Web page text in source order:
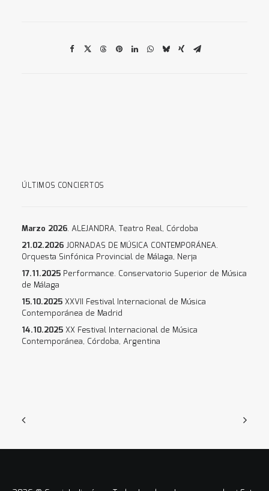
ÚLTIMOS CONCIERTOS
Marzo 2026. ALEJANDRA, Teatro Real, Córdoba
21.02.2026JORNADAS DE MÚSICA CONTEMPORÁNEA.
Orquesta Sinfónica Provincial de Málaga, Nerja
17.11.2025 Performance. Conservatorio Superior de Música
de Málaga
15.10.2025XXVII Festival Internacional de Música
Contemporánea de Madrid
14.10.2025XX Festival Internacional de Música
Contemporánea, Córdoba, Argentina